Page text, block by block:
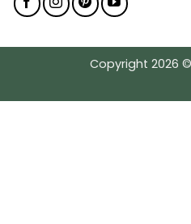
Copyright 2026 ©